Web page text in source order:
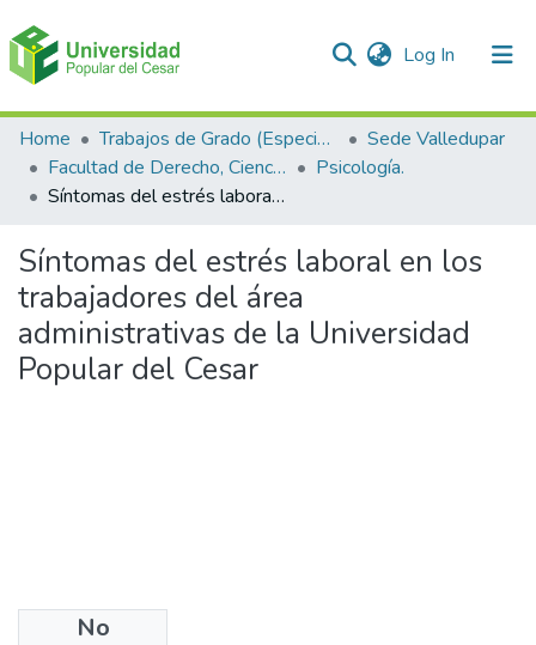
Log In (current)
Communities & Collections
All of DSpace
Home Trabajos de Grado (Especializaciones y Pregrados)
Sede Valledupar
Facultad de Derecho, Ciencias Políticas y Sociales.
Psicología.
Síntomas del estrés laboral en los trabajadores del área administrativas de la Universidad Popular del Cesar
Síntomas del estrés laboral en los
trabajadores del área
administrativas de la Universidad
Popular del Cesar
No